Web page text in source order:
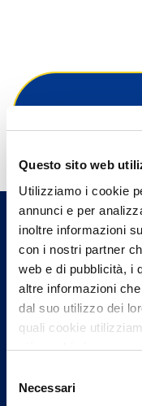
Questo sito web
Utilizziamo i cookie
annunci e per
inoltre informazioni
con i nostri partner
web e di pubblicità, i
altre informazioni
dal suo utilizzo dei
quali cookie
più su chi siamo,
può trovare nel
delNecessari
Hai
un nostro
Contattaci